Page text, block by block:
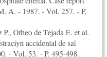
A. - 1987. - Vol. 257. - P.
Otheo de Tejada E. et al.
accidental de sal
- Vol. 53. - P. 495-498.